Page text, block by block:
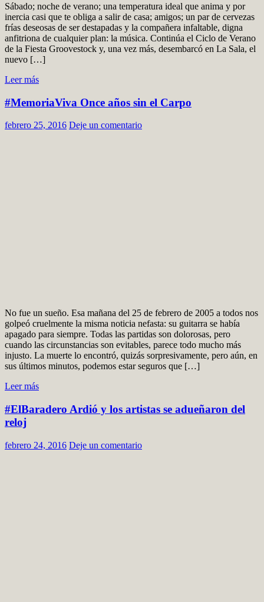
Sábado; noche de verano; una temperatura ideal que anima y por
inercia casi que te obliga a salir de casa; amigos; un par de cervezas
frías deseosas de ser destapadas y la compañera infaltable, digna
anfitriona de cualquier plan: la música. Continúa el Ciclo de Verano
de la Fiesta Groovestock y, una vez más, desembarcó en La Sala, el
nuevo […]
Leer más
#MemoriaViva Once años sin el Carpo
febrero 25, 2016 Deje un comentario
No fue un sueño. Esa mañana del 25 de febrero de 2005 a todos nos
golpeó cruelmente la misma noticia nefasta: su guitarra se había
apagado para siempre. Todas las partidas son dolorosas, pero
cuando las circunstancias son evitables, parece todo mucho más
injusto. La muerte lo encontró, quizás sorpresivamente, pero aún, en
sus últimos minutos, podemos estar seguros que […]
Leer más
#ElBaradero Ardió y los artistas se adueñaron del
reloj
febrero 24, 2016 Deje un comentario